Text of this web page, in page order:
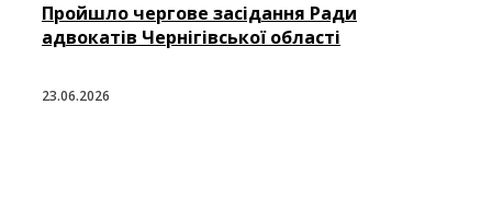
Пройшло чергове засідання Ради
адвокатів Чернігівської області
23.06.2026